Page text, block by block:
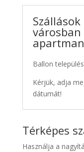
városban
Ballon
Kérjük, adja
dátumát!
Térképes
Használja a